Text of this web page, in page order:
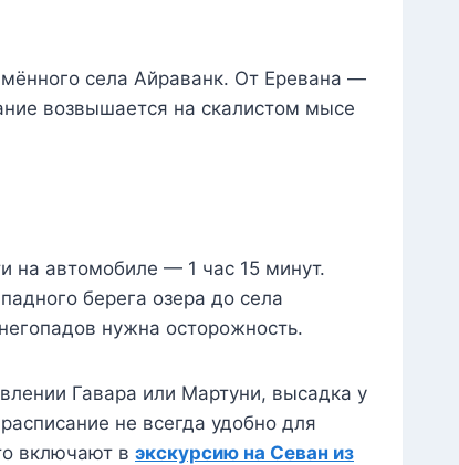
села Айраванк. От Еревана —
возвышается на скалистом мысе
на автомобиле — 1 час 15 минут.
берега озера до села
нужна осторожность.
Гавара или Мартуни, высадка у
не всегда удобно для
включают в экскурсию на Севан из